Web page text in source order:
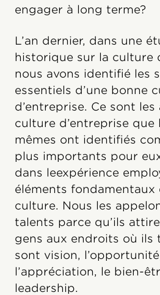
engager à long terme?
L’an dernier, dans une
historique sur la culture
nous avons identifié les
essentiels d’une bonne
d’entreprise. Ce sont les
culture d’entreprise que
mêmes ont identifiés
plus importants pour
dans leexpérience
éléments fondamentaux
culture. Nous les
talents parce qu’ils
gens aux endroits où ils
sont vision,
l’appréciation, le bien-
leadership.